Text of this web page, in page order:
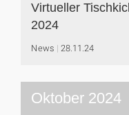
Virtueller
2024
News 28.11.24
Oktober 2024